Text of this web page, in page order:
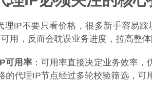
理IP不要只看价格，很多新手容易
用，反而会耽误业务进度，拉高整
可用率：可用率直接决定业务效率，
的代理IP节点经过多轮校验筛选，可